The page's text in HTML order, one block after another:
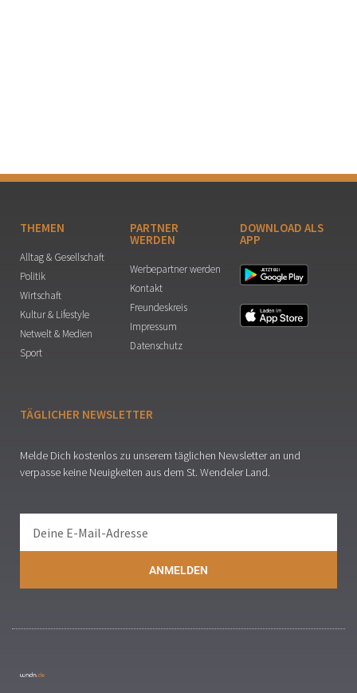
THEMEN
Alltag & Gesellschaft
Politik
Wirtschaft
Kultur & Lifestyle
Netwelt & Medien
Sport
PARTNER
WERDEN
Werbepartner werden
Kontakt
Freundeskreis
Impressum
Datenschutz
DOWNLOAD ALS
APP
TÄGLICHER NEWSLETTER
Melde Dich kostenlos zu unserem täglichen Newsletter an und
verpasse keine Neuigkeiten aus dem St. Wendeler Land.
ANMELDEN